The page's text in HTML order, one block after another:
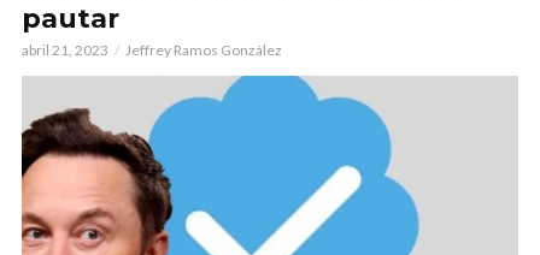
pautar
abril 21, 2023 Jeffrey Ramos González